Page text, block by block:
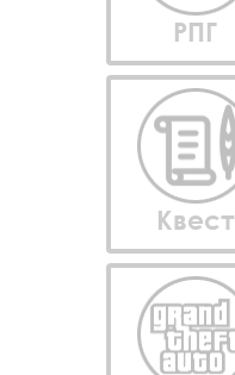
РПГ
Квест